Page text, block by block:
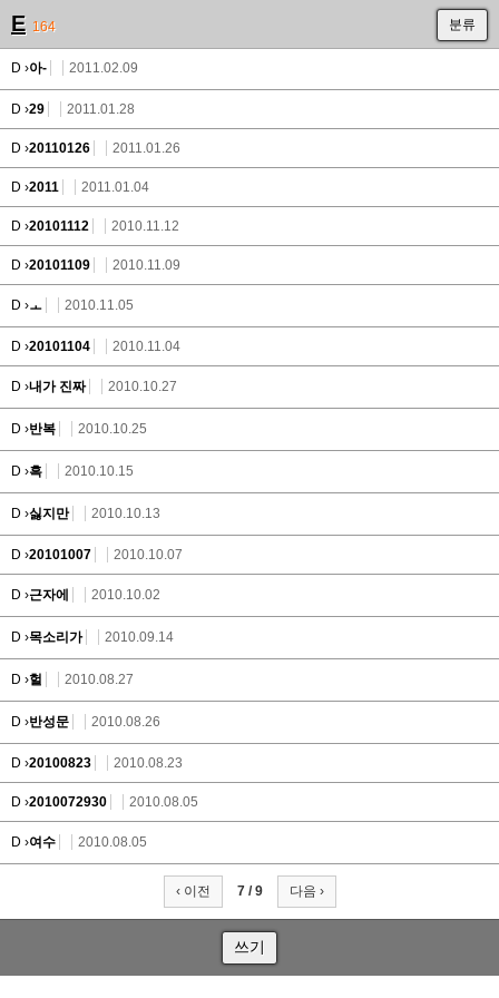
E 164 분류
D ›아- 2011.02.09
D ›29 2011.01.28
D ›20110126 2011.01.26
D ›2011 2011.01.04
D ›20101112 2010.11.12
D ›20101109 2010.11.09
D ›ㅗ 2010.11.05
D ›20101104 2010.11.04
D ›내가 진짜 2010.10.27
D ›반복 2010.10.25
D ›흑 2010.10.15
D ›싫지만 2010.10.13
D ›20101007 2010.10.07
D ›근자에 2010.10.02
D ›목소리가 2010.09.14
D ›헐 2010.08.27
D ›반성문 2010.08.26
D ›20100823 2010.08.23
D ›2010072930 2010.08.05
D ›여수 2010.08.05
‹ 이전 7 / 9 다음 ›
쓰기